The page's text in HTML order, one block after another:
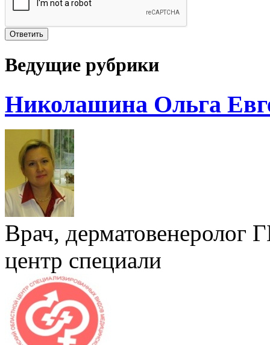
Ведущие рубрики
Николашина Ольга
Врач, дерматовенеролог
центр специали